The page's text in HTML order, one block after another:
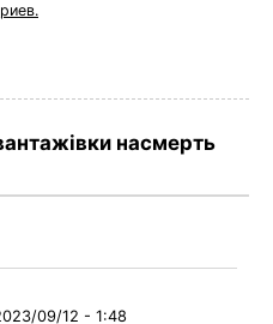
насмерть
09/12 - 1:48